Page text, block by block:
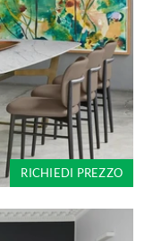
RICHIEDI PREZZO